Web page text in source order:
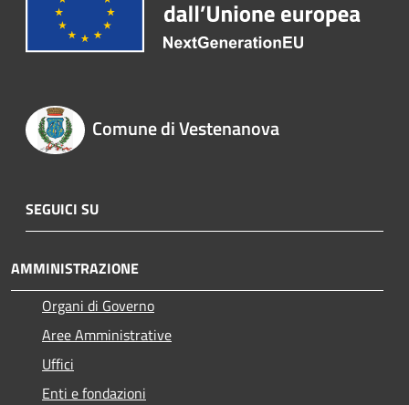
Comune di Vestenanova
SEGUICI SU
AMMINISTRAZIONE
Organi di Governo
Aree Amministrative
Uffici
Enti e fondazioni